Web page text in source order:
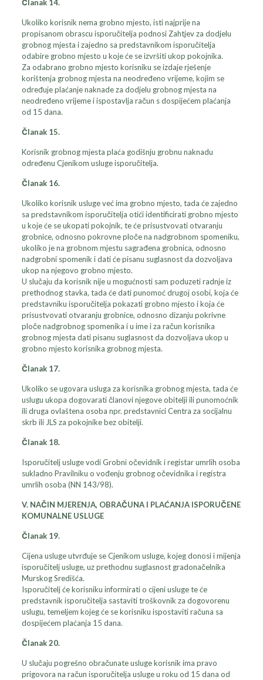
Članak 14.
Ukoliko korisnik nema grobno mjesto, isti najprije na
propisanom obrascu isporučitelja podnosi Zahtjev za dodjelu
grobnog mjesta i zajedno sa predstavnikom isporučitelja
odabire grobno mjesto u koje će se izvršiti ukop pokojnika.
Za odabrano grobno mjesto korisniku se izdaje rješenje
korištenja grobnog mjesta na neodređeno vrijeme, kojim se
određuje plaćanje naknade za dodjelu grobnog mjesta na
neodređeno vrijeme i ispostavlja račun s dospijećem plaćanja
od 15 dana.
Članak 15.
Korisnik grobnog mjesta plaća godišnju grobnu naknadu
određenu Cjenikom usluge isporučitelja.
Članak 16.
Ukoliko korisnik usluge već ima grobno mjesto, tada će zajedno
sa predstavnikom isporučitelja otići identificirati grobno mjesto
u koje će se ukopati pokojnik, te će prisustvovati otvaranju
grobnice, odnosno pokrovne ploče na nadgrobnom spomeniku,
ukoliko je na grobnom mjestu sagrađena grobnica, odnosno
nadgrobni spomenik i dati će pisanu suglasnost da dozvoljava
ukop na njegovo grobno mjesto.
U slučaju da korisnik nije u mogućnosti sam poduzeti radnje iz
prethodnog stavka, tada će dati punomoć drugoj osobi, koja će
predstavniku isporučitelja pokazati grobno mjesto i koja će
prisustvovati otvaranju grobnice, odnosno dizanju pokrivne
ploče nadgrobnog spomenika i u ime i za račun korisnika
grobnog mjesta dati pisanu suglasnost da dozvoljava ukop u
grobno mjesto korisnika grobnog mjesta.
Članak 17.
Ukoliko se ugovara usluga za korisnika grobnog mjesta, tada će
uslugu ukopa dogovarati članovi njegove obitelji ili punomoćnik
ili druga ovlaštena osoba npr. predstavnici Centra za socijalnu
skrb ili JLS za pokojnike bez obitelji.
Članak 18.
Isporučitelj usluge vodi Grobni očevidnik i registar umrlih osoba
sukladno Pravilniku o vođenju grobnog očevidnika i registra
umrlih osoba (NN 143/98).
V. NAČIN MJERENJA, OBRAČUNA I PLAĆANJA ISPORUČENE
KOMUNALNE USLUGE
Članak 19.
Cijena usluge utvrđuje se Cjenikom usluge, kojeg donosi i mijenja
isporučitelj usluge, uz prethodnu suglasnost gradonačelnika
Murskog Središća.
Isporučitelj će korisniku informirati o cijeni usluge te će
predstavnik isporučitelja sastaviti troškovnik za dogovorenu
uslugu, temeljem kojeg će se korisniku ispostaviti računa sa
dospijećem plaćanja 15 dana.
Članak 20.
U slučaju pogrešno obračunate usluge korisnik ima pravo
prigovora na račun isporučitelja usluge u roku od 15 dana od